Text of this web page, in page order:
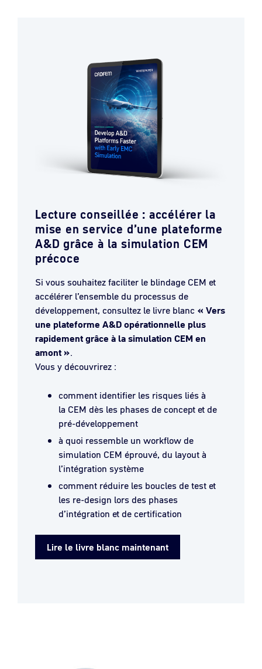
Lecture conseillée : accélérer la
mise en service d’une plateforme
A&D grâce à la simulation CEM
précoce
Si vous souhaitez faciliter le blindage CEM et
accélérer l’ensemble du processus de
développement, consultez le livre blanc « Vers
une plateforme A&D opérationnelle plus
rapidement grâce à la simulation CEM en
amont ».
Vous y découvrirez :
comment identifier les risques liés à
la CEM dès les phases de concept et de
pré-développement
à quoi ressemble un workflow de
simulation CEM éprouvé, du layout à
l’intégration système
comment réduire les boucles de test et
les re-design lors des phases
d’intégration et de certification
Lire le livre blanc maintenant